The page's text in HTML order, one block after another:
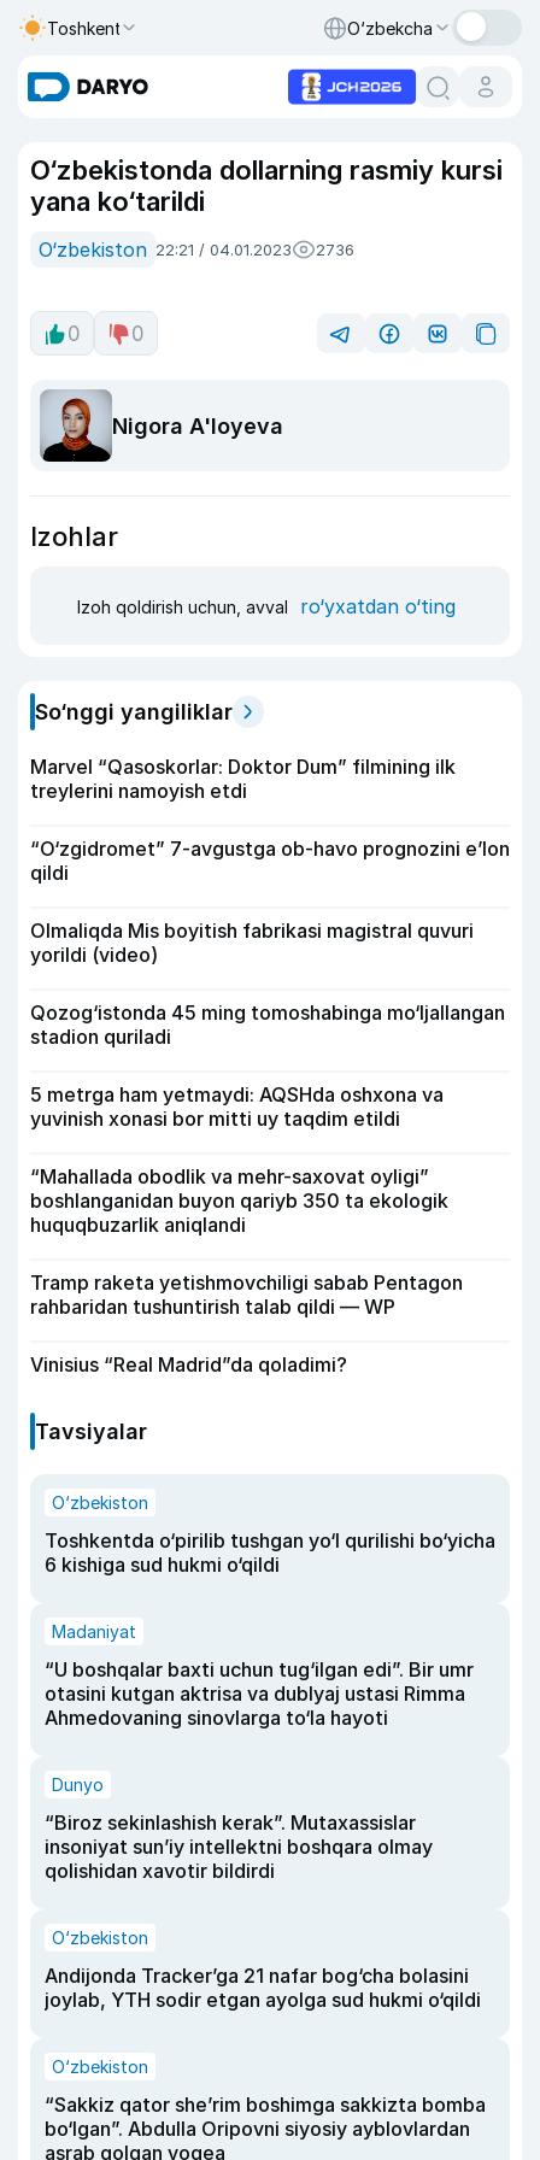
Toshkent O‘zbekcha
O‘zbekistonda dollarning rasmiy kursi
yana ko‘tarildi
O‘zbekiston 22:21 / 04.01.2023 2736
0 0
Nigora A'loyeva
Izohlar
Izoh qoldirish uchun, avval ro‘yxatdan o‘ting
So‘nggi yangiliklar
Marvel “Qasoskorlar: Doktor Dum” filmining ilk
treylerini namoyish etdi
“O‘zgidromet” 7-avgustga ob-havo prognozini e’lon
qildi
Olmaliqda Mis boyitish fabrikasi magistral quvuri
yorildi (video)
Qozog‘istonda 45 ming tomoshabinga mo‘ljallangan
stadion quriladi
5 metrga ham yetmaydi: AQSHda oshxona va
yuvinish xonasi bor mitti uy taqdim etildi
“Mahallada obodlik va mehr-saxovat oyligi”
boshlanganidan buyon qariyb 350 ta ekologik
huquqbuzarlik aniqlandi
Tramp raketa yetishmovchiligi sabab Pentagon
rahbaridan tushuntirish talab qildi — WP
Vinisius “Real Madrid”da qoladimi?
Tavsiyalar
O‘zbekiston
Toshkentda o‘pirilib tushgan yo‘l qurilishi bo‘yicha
6 kishiga sud hukmi o‘qildi
Madaniyat
“U boshqalar baxti uchun tug‘ilgan edi”. Bir umr
otasini kutgan aktrisa va dublyaj ustasi Rimma
Ahmedovaning sinovlarga to‘la hayoti
Dunyo
“Biroz sekinlashish kerak”. Mutaxassislar
insoniyat sun’iy intellektni boshqara olmay
qolishidan xavotir bildirdi
O‘zbekiston
Andijonda Tracker’ga 21 nafar bog‘cha bolasini
joylab, YTH sodir etgan ayolga sud hukmi o‘qildi
O‘zbekiston
“Sakkiz qator she’rim boshimga sakkizta bomba
bo‘lgan”. Abdulla Oripovni siyosiy ayblovlardan
asrab qolgan voqea